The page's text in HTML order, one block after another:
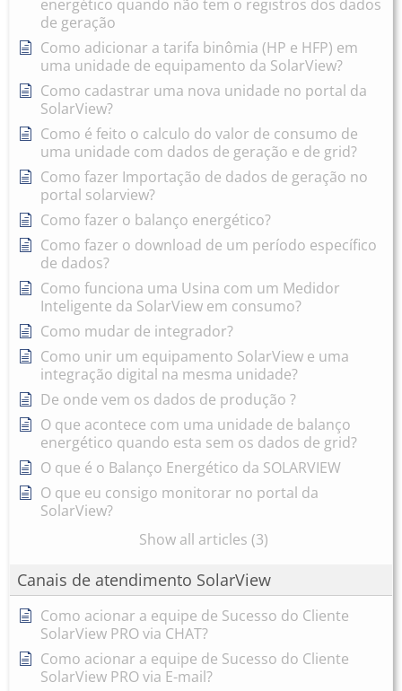
energético quando não tem o registros dos dados
de geração
Como adicionar a tarifa binômia (HP e HFP) em
uma unidade de equipamento da SolarView?
Como cadastrar uma nova unidade no portal da
SolarView?
Como é feito o calculo do valor de consumo de
uma unidade com dados de geração e de grid?
Como fazer Importação de dados de geração no
portal solarview?
Como fazer o balanço energético?
Como fazer o download de um período específico
de dados?
Como funciona uma Usina com um Medidor
Inteligente da SolarView em consumo?
Como mudar de integrador?
Como unir um equipamento SolarView e uma
integração digital na mesma unidade?
De onde vem os dados de produção ?
O que acontece com uma unidade de balanço
energético quando esta sem os dados de grid?
O que é o Balanço Energético da SOLARVIEW
O que eu consigo monitorar no portal da
SolarView?
Show all articles (3)
Canais de atendimento SolarView
Como acionar a equipe de Sucesso do Cliente
SolarView PRO via CHAT?
Como acionar a equipe de Sucesso do Cliente
SolarView PRO via E-mail?